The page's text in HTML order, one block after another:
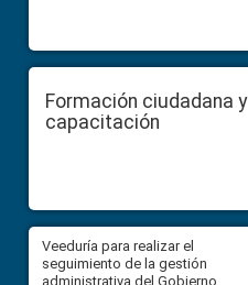
Formación ciudadana y
capacitación
Veeduría para realizar el
seguimiento de la gestión
administrativa del Gobierno